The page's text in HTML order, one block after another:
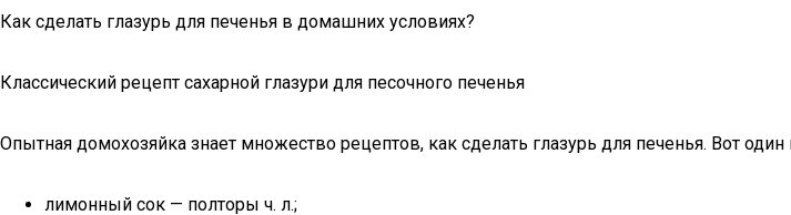
Как сделать глазурь для печенья в домашних условиях?
Классический рецепт сахарной глазури для песочного печенья
Опытная домохозяйка знает множество рецептов, как сделать глазурь для печенья. Вот
лимонный сок — полторы ч. л.;